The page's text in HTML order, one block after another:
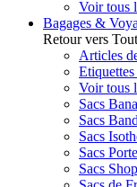
Voir tous
Bagages &
Retour vers
Articles
Voir tous
Sacs
Sacs
Sacs
Sacs
Sacs